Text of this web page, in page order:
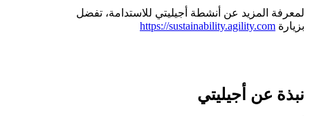
لمعرفة المزيد عن أنشطة أجيليتي للاستدامة، تفضل
بزيارة https://sustainability.agility.com
نبذة عن أجيليتي